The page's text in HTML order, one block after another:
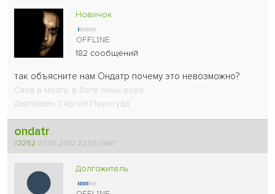
Новичок
182 сообщений
так объясните нам Ондатр почему это невозможно?
Сила в мозгу, в Боге лишь вера.
Дартвидан Сергей Перегуда
ondatr
#2252 07.05.2010 22:55 GMT
Долгожитель